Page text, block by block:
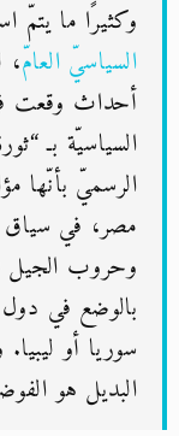
وكثيرًا ما يتمّ
السياسيّ العامّ،
أحداث وقعت
الرسميّ بأنّها
مصر، في سياق
وحروب الجيل
بالوضع في
سوريا أو
البديل هو